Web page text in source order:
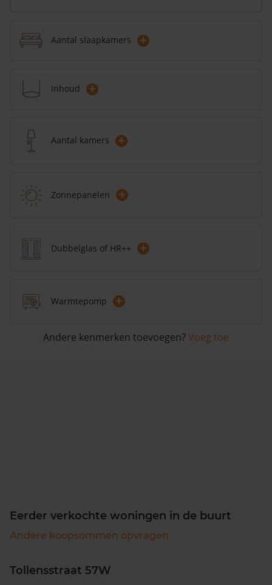
Aantal slaapkamers +
Inhoud +
Aantal kamers +
Zonnepanelen +
Dubbelglas of HR++ +
Warmtepomp +
Andere kenmerken toevoegen? Voeg toe
Eerder verkochte woningen in de buurt
Andere koopsommen opvragen
Tollensstraat 57W